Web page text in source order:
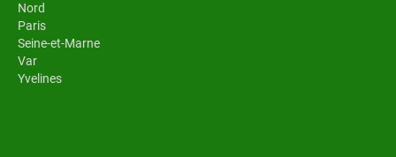
Nord
Paris
Seine-et-Marne
Var
Yvelines